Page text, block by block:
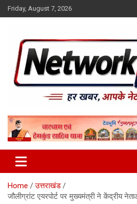
Skip
to
Friday, August 7, 2026
Network10tv
Home
उत्तराखंड
जौलीग्रांट एयरपोर्ट पर मुख्यमंत्री ने केंद्रीय